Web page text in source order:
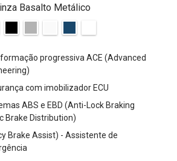
Basalto Metálico
progressiva ACE (Advanced
com imobilizador ECU
ABS e EBD (Anti-Lock Braking
Brake Distribution)
Brake Assist) - Assistente de